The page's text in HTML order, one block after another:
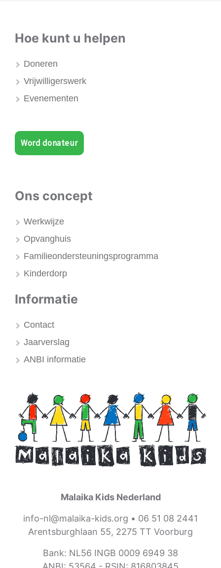
Hoe kunt u helpen
Doneren
Vrijwilligerswerk
Evenementen
Word donateur
Ons concept
Werkwijze
Opvanghuis
Familieondersteuningsprogramma
Kinderdorp
Informatie
Contact
Jaarverslag
ANBI informatie
Malaika Kids Nederland
info-nl@malaika-kids.org • 06 51 08 2441
Arentsburghlaan 55, 2275 TT Voorburg
Bank: NL56 INGB 0009 6949 38